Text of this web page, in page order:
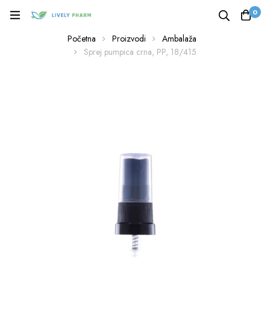
0
Početna Proizvodi
Ambalaža
Sprej pumpica crna, PP, 18/415